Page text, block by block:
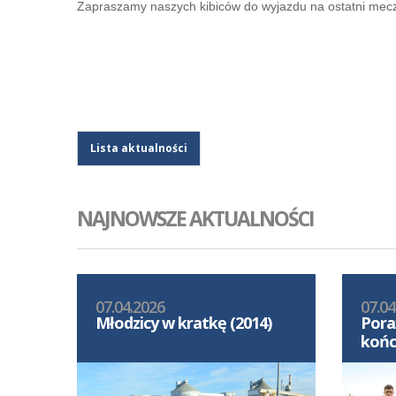
Zapraszamy naszych kibiców do wyjazdu na ostatni
Lista aktualności
NAJNOWSZE AKTUALNOŚCI
07.04.2026
Młodzicy w kratkę (2014)